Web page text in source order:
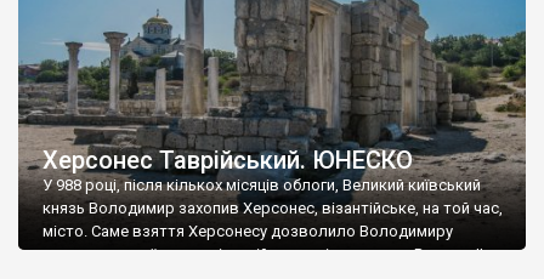
Херсонес Таврійський. ЮНЕСКО
У 988 році, після кількох місяців облоги, Великий київський
князь Володимир захопив Херсонес, візантійське, на той час,
місто. Саме взяття Херсонесу дозволило Володимиру
диктувати свої умови візантійському імператору Василю ІІ, та